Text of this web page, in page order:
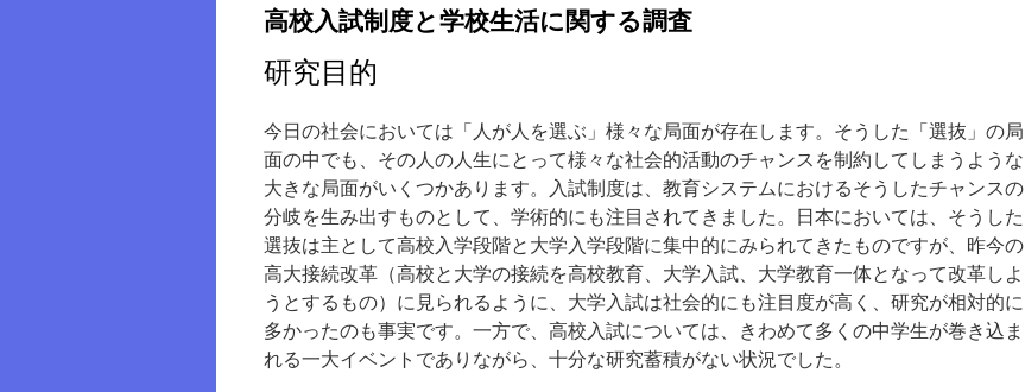
高校入試制度と学校生活に関する調査
研究目的
今日の社会においては「人が人を選ぶ」様々な局面が存在します。そうした「選抜」の局
面の中でも、その人の人生にとって様々な社会的活動のチャンスを制約してしまうような
大きな局面がいくつかあります。入試制度は、教育システムにおけるそうしたチャンスの
分岐を生み出すものとして、学術的にも注目されてきました。日本においては、そうした
選抜は主として高校入学段階と大学入学段階に集中的にみられてきたものですが、昨今の
高大接続改革（高校と大学の接続を高校教育、大学入試、大学教育一体となって改革しよ
うとするもの）に見られるように、大学入試は社会的にも注目度が高く、研究が相対的に
多かったのも事実です。一方で、高校入試については、きわめて多くの中学生が巻き込ま
れる一大イベントでありながら、十分な研究蓄積がない状況でした。